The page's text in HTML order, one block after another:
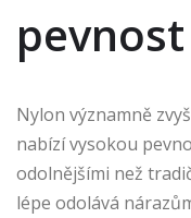
Nylon významně
nabízí vysokou
odolnějšími než
lépe odolává